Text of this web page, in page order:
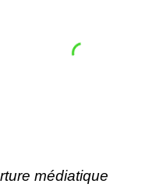
médiatique